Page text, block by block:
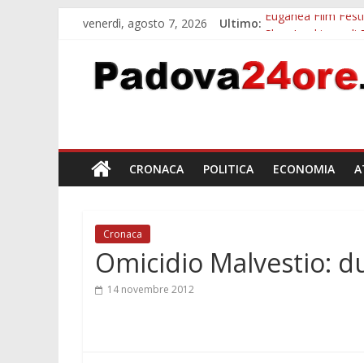
venerdì, agosto 7, 2026 Ultimo: Euganea Film
Notizie di
Orto Botanico
Concorso
CRONACA POLITICA ECONOMIA
Cronaca
Omicidio Malvestio:
14 novembre 2012